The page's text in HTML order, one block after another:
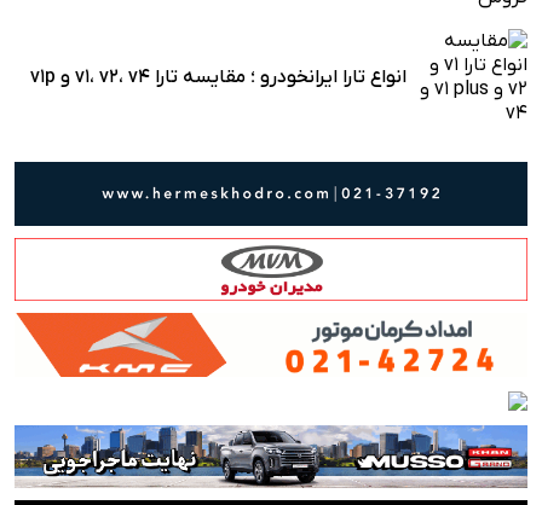
انواع تارا ایرانخودرو ؛ مقایسه تارا v1، v2، v4 و v1p